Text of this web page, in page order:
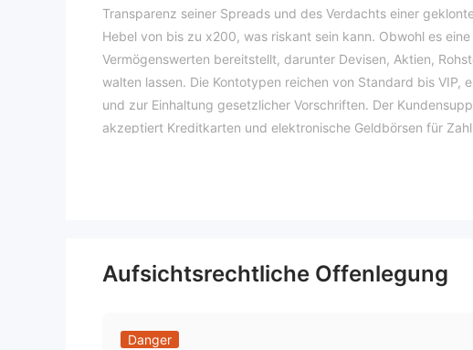
Transparenz seiner Spreads und des Verdachts einer
Hebel von bis zu x200, was riskant sein kann. Obwohl es
Vermögenswerten bereitstellt, darunter Devisen, Aktien,
walten lassen. Die Kontotypen reichen von Standard bis VIP,
und zur Einhaltung gesetzlicher Vorschriften. Der
akzeptiert Kreditkarten und elektronische Geldbörsen für
mangelnde Transparenz des Brokers und regulatorische
besteht, dass FXAlta Wenn Sie als Forex-Broker eine
die folgenden Schritte unternehmen:
Finanzaufsichtsbehörde registriert. Vergleichen Sie die
Aufsichtsrechtliche Offenlegung
Danger